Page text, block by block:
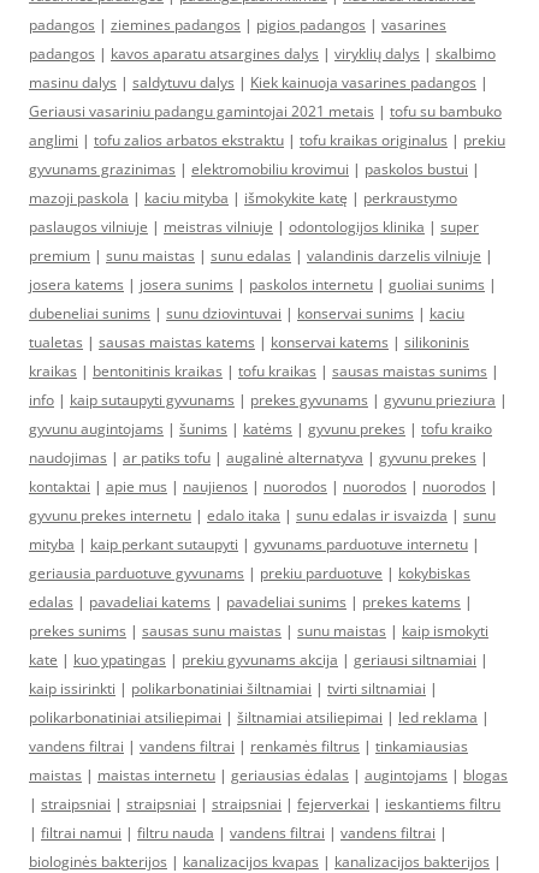
padangos | ziemines padangos | pigios padangos | vasarines
padangos | kavos aparatu atsargines dalys | viryklių dalys | skalbimo
masinu dalys | saldytuvu dalys | Kiek kainuoja vasarines padangos |
Geriausi vasariniu padangu gamintojai 2021 metais | tofu su bambuko
anglimi | tofu zalios arbatos ekstraktu | tofu kraikas originalus | prekiu
gyvunams grazinimas | elektromobiliu krovimui | paskolos bustui |
mazoji paskola | kaciu mityba | išmokykite katę | perkraustymo
paslaugos vilniuje | meistras vilniuje | odontologijos klinika | super
premium | sunu maistas | sunu edalas | valandinis darzelis vilniuje |
josera katems | josera sunims | paskolos internetu | guoliai sunims |
dubeneliai sunims | sunu dziovintuvai | konservai sunims | kaciu
tualetas | sausas maistas katems | konservai katems | silikoninis
kraikas | bentonitinis kraikas | tofu kraikas | sausas maistas sunims |
info | kaip sutaupyti gyvunams | prekes gyvunams | gyvunu prieziura |
gyvunu augintojams | šunims | katėms | gyvunu prekes | tofu kraiko
naudojimas | ar patiks tofu | augalinė alternatyva | gyvunu prekes |
kontaktai | apie mus | naujienos | nuorodos | nuorodos | nuorodos |
gyvunu prekes internetu | edalo itaka | sunu edalas ir isvaizda | sunu
mityba | kaip perkant sutaupyti | gyvunams parduotuve internetu |
geriausia parduotuve gyvunams | prekiu parduotuve | kokybiskas
edalas | pavadeliai katems | pavadeliai sunims | prekes katems |
prekes sunims | sausas sunu maistas | sunu maistas | kaip ismokyti
kate | kuo ypatingas | prekiu gyvunams akcija | geriausi siltnamiai |
kaip issirinkti | polikarbonatiniai šiltnamiai | tvirti siltnamiai |
polikarbonatiniai atsiliepimai | šiltnamiai atsiliepimai | led reklama |
vandens filtrai | vandens filtrai | renkamės filtrus | tinkamiausias
maistas | maistas internetu | geriausias ėdalas | augintojams | blogas
| straipsniai | straipsniai | straipsniai | fejerverkai | ieskantiems filtru
| filtrai namui | filtru nauda | vandens filtrai | vandens filtrai |
biologinės bakterijos | kanalizacijos kvapas | kanalizacijos bakterijos |